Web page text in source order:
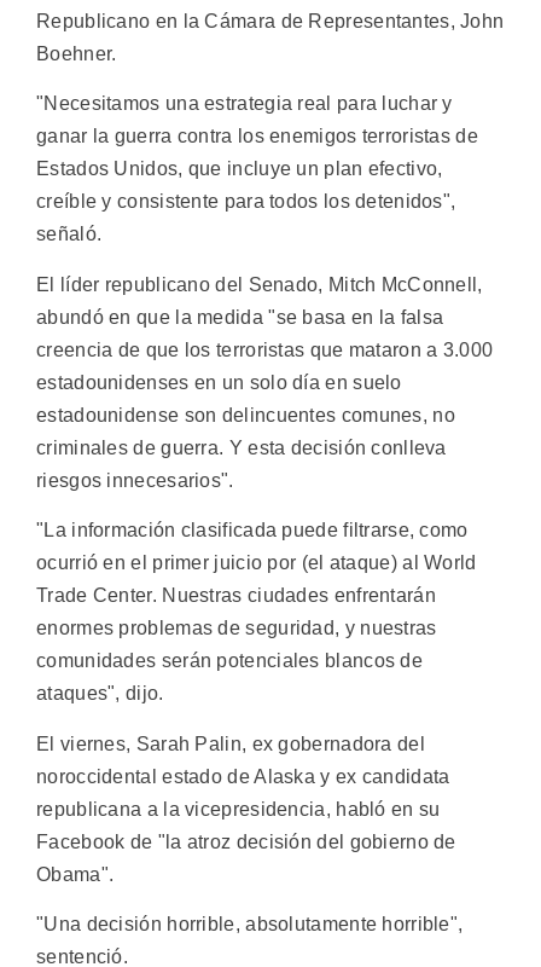
Republicano en la Cámara de Representantes, John
Boehner.
"Necesitamos una estrategia real para luchar y
ganar la guerra contra los enemigos terroristas de
Estados Unidos, que incluye un plan efectivo,
creíble y consistente para todos los detenidos",
señaló.
El líder republicano del Senado, Mitch McConnell,
abundó en que la medida "se basa en la falsa
creencia de que los terroristas que mataron a 3.000
estadounidenses en un solo día en suelo
estadounidense son delincuentes comunes, no
criminales de guerra. Y esta decisión conlleva
riesgos innecesarios".
"La información clasificada puede filtrarse, como
ocurrió en el primer juicio por (el ataque) al World
Trade Center. Nuestras ciudades enfrentarán
enormes problemas de seguridad, y nuestras
comunidades serán potenciales blancos de
ataques", dijo.
El viernes, Sarah Palin, ex gobernadora del
noroccidental estado de Alaska y ex candidata
republicana a la vicepresidencia, habló en su
Facebook de "la atroz decisión del gobierno de
Obama".
"Una decisión horrible, absolutamente horrible",
sentenció.